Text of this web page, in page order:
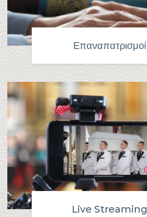
Επαναπατρισμοί
Live Streaming